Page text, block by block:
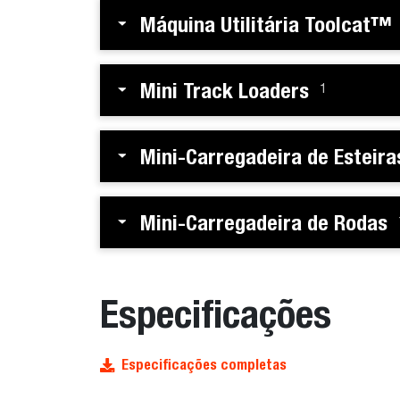
Máquina Utilitária Toolcat™
Mini Track Loaders 1
Mini-Carregadeira de
Mini-Carregadeira de Rodas
Especificações
Especificações completas